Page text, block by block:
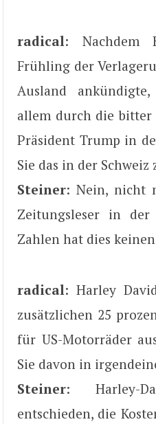
radical: Nachdem
Frühling der
Ausland
allem durch die bitter
Präsident Trump in
Sie das in der
Steiner: Nein, nicht
Zeitungsleser in der
Zahlen hat dies
radical: Harley
zusätzlichen 25
für US-Motorräder
Sie davon in
Steiner: Harley-
entschieden, die